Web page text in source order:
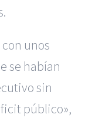
unos
se habían
sin
público»,